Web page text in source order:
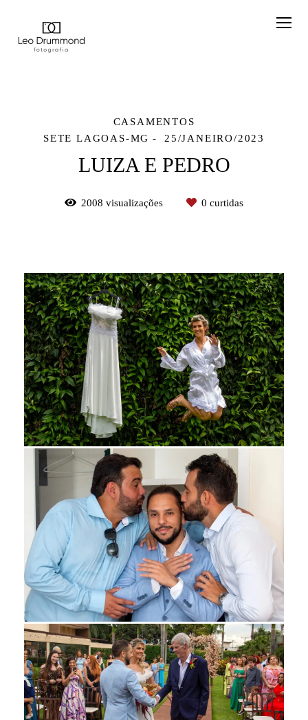
CASAMENTOS
SETE LAGOAS-MG
25/JANEIRO/2023
LUIZA E PEDRO
2008 visualizações 0 curtidas